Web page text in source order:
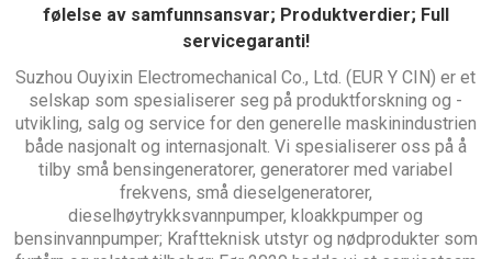
følelse av samfunnsansvar; Produktverdier; Full
servicegaranti!
Suzhou Ouyixin Electromechanical Co., Ltd. (EUR Y CIN) er et
selskap som spesialiserer seg på produktforskning og -
utvikling, salg og service for den generelle maskinindustrien
både nasjonalt og internasjonalt. Vi spesialiserer oss på å
tilby små bensingeneratorer, generatorer med variabel
frekvens, små dieselgeneratorer,
dieselhøytrykksvannpumper, kloakkpumper og
bensinvannpumper; Kraftteknisk utstyr og nødprodukter som